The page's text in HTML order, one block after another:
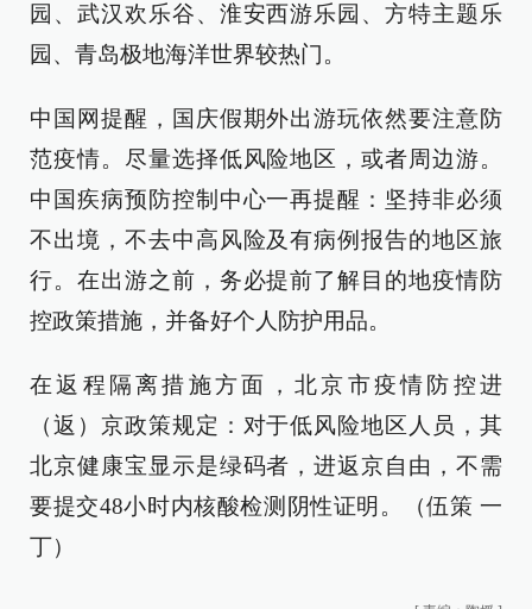
园、武汉欢乐谷、淮安西游乐园、方特主题乐
园、青岛极地海洋世界较热门。
中国网提醒，国庆假期外出游玩依然要注意防
范疫情。尽量选择低风险地区，或者周边游。
中国疾病预防控制中心一再提醒：坚持非必须
不出境，不去中高风险及有病例报告的地区旅
行。在出游之前，务必提前了解目的地疫情防
控政策措施，并备好个人防护用品。
在返程隔离措施方面，北京市疫情防控进
（返）京政策规定：对于低风险地区人员，其
北京健康宝显示是绿码者，进返京自由，不需
要提交48小时内核酸检测阴性证明。（伍策 一
丁）